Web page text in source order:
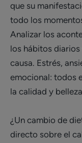
que su
todo los
Analizar los
los hábitos
causa. Estrés,
emocional: todos
la calidad y
¿Un cambio de
directo sobre el